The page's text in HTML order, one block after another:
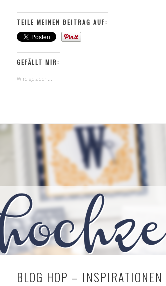
TEILE MEINEN BEITRAG AUF:
GEFÄLLT MIR:
Wird geladen...
BLOG HOP –